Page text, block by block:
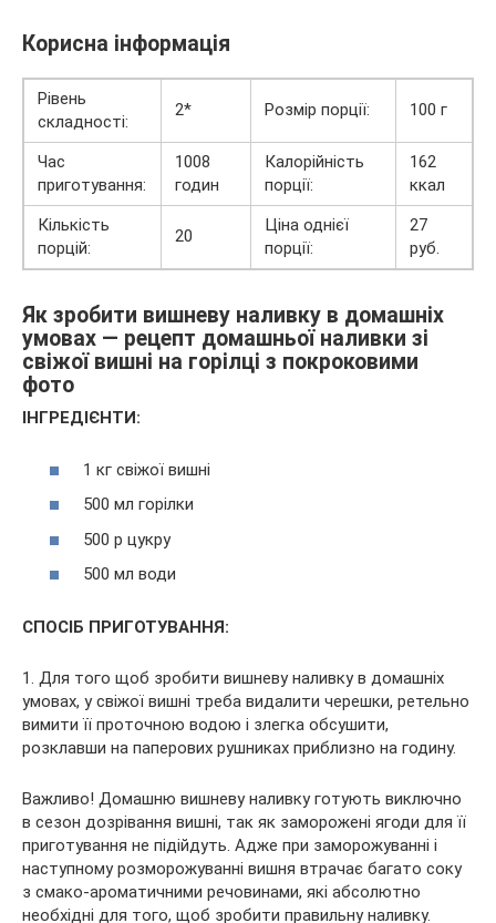
Корисна інформація
Рівень
складності:
2* Розмір порції: 100 г
Час
приготування:
1008
годин
Калорійність
порції:
162
ккал
Кількість
порцій:
20
Ціна однієї
порції:
27
руб.
Як зробити вишневу наливку в домашніх
умовах — рецепт домашньої наливки зі
свіжої вишні на горілці з покроковими
фото
ІНГРЕДІЄНТИ:
1 кг свіжої вишні
500 мл горілки
500 р цукру
500 мл води
СПОСІБ ПРИГОТУВАННЯ:
1. Для того щоб зробити вишневу наливку в домашніх
умовах, у свіжої вишні треба видалити черешки, ретельно
вимити її проточною водою і злегка обсушити,
розклавши на паперових рушниках приблизно на годину.
Важливо! Домашню вишневу наливку готують виключно
в сезон дозрівання вишні, так як заморожені ягоди для її
приготування не підійдуть. Адже при заморожуванні і
наступному розморожуванні вишня втрачає багато соку
з смако-ароматичними речовинами, які абсолютно
необхідні для того, щоб зробити правильну наливку.